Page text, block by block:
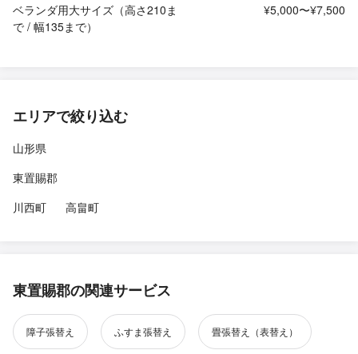
ベランダ用大サイズ（高さ210ま
で / 幅135まで）
¥5,000〜¥7,500
エリアで絞り込む
山形県
東置賜郡
川西町
高畠町
東置賜郡の関連サービス
障子張替え ふすま張替え 畳張替え（表替え）